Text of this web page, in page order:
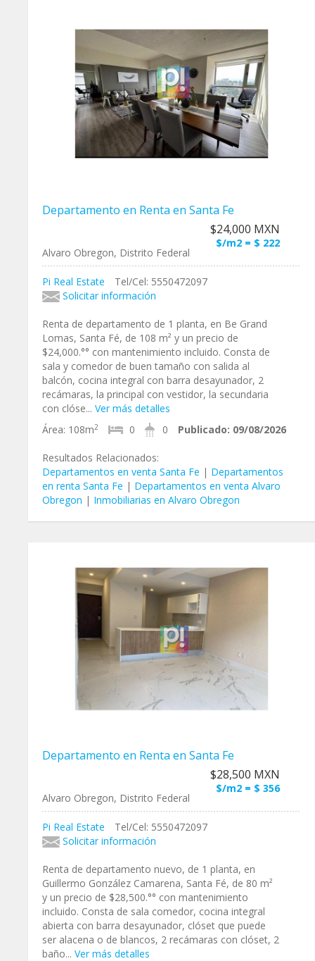
Departamento en Renta en Santa Fe
$24,000 MXN
$/m2 = $ 222
Alvaro Obregon, Distrito Federal
Pi Real Estate
Tel/Cel: 5550472097
Solicitar información
Renta de departamento de 1 planta, en Be Grand
Lomas, Santa Fé, de 108 m² y un precio de
$24,000.°° con mantenimiento incluido. Consta de
sala y comedor de buen tamaño con salida al
balcón, cocina integral con barra desayunador, 2
recámaras, la principal con vestidor, la secundaria
con clóse... Ver más detalles
Área: 108m2 0 0 Publicado: 09/08/2026
Resultados Relacionados:
Departamentos en venta Santa Fe | Departamentos
en renta Santa Fe | Departamentos en venta Alvaro
Obregon | Inmobiliarias en Alvaro Obregon
Departamento en Renta en Santa Fe
$28,500 MXN
$/m2 = $ 356
Alvaro Obregon, Distrito Federal
Pi Real Estate
Tel/Cel: 5550472097
Solicitar información
Renta de departamento nuevo, de 1 planta, en
Guillermo González Camarena, Santa Fé, de 80 m²
y un precio de $28,500.°° con mantenimiento
incluido. Consta de sala comedor, cocina integral
abierta con barra desayunador, clóset que puede
ser alacena o de blancos, 2 recámaras con clóset, 2
baño... Ver más detalles